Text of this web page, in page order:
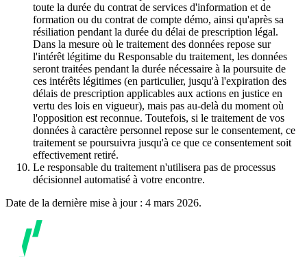
toute la durée du contrat de services d'information et de
formation ou du contrat de compte démo, ainsi qu'après sa
résiliation pendant la durée du délai de prescription légal.
Dans la mesure où le traitement des données repose sur
l'intérêt légitime du Responsable du traitement, les données
seront traitées pendant la durée nécessaire à la poursuite de
ces intérêts légitimes (en particulier, jusqu'à l'expiration des
délais de prescription applicables aux actions en justice en
vertu des lois en vigueur), mais pas au-delà du moment où
l'opposition est reconnue. Toutefois, si le traitement de vos
données à caractère personnel repose sur le consentement, ce
traitement se poursuivra jusqu'à ce que ce consentement soit
effectivement retiré.
Le responsable du traitement n'utilisera pas de processus
décisionnel automatisé à votre encontre.
Date de la dernière mise à jour : 4 mars 2026.